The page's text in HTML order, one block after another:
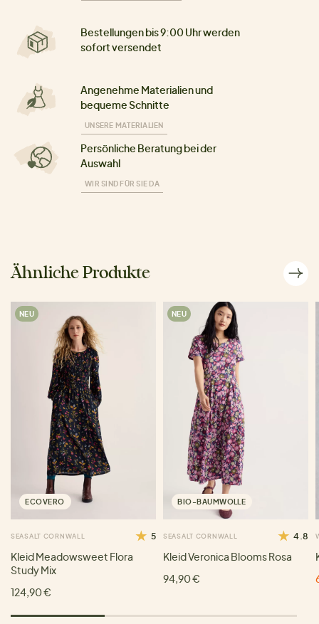
Bestellungen bis 9:00 Uhr werden
sofort versendet
Angenehme Materialien und
bequeme Schnitte
UNSERE MATERIALIEN
Persönliche Beratung bei der
Auswahl
WIR SIND FÜR SIE DA
Ähnliche Produkte
NEU
ECOVERO
SEASALT CORNWALL 5
Kleid Meadowsweet Flora
Study Mix
124,90 €
NEU
BIO-BAUMWOLLE
SEASALT CORNWALL 4.8
Kleid Veronica Blooms Rosa
94,90 €